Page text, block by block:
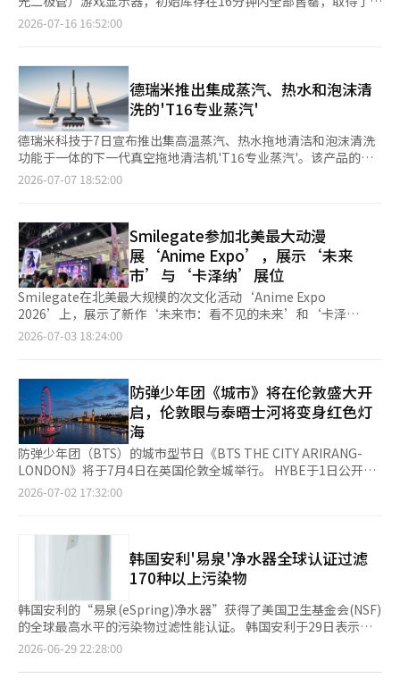
是，他们专注于在事故发生前预防潜在风险。 速浦市对游客最常
光顾的速浦海水浴场，实施了时间段定制化的安全管理体系。 由
特别值班制度，确保安全管理持续进行。白天有26名安全管理人员
值班，夜间则有10名专门配置。此外，从午夜至早上9点，夜间和
清晨的专职安全管理人员轮流值班，以应对夜间可能发生的安全事
故。 这一措施反映了近年来夜间游泳游客增加的旅游趋势，是为
了最大限度减少时间段内的安全空白。 夜间安全设施也得到了进
一步加强。 在允许夜间游泳的区域，设置了20个发光二极管
（LED）安全浮标，以便在黑暗环境中也能轻松确认位置。而在不
允许游泳的区域，则配置了专门的安全人员，负责入水管控和游客
加强。 速浦市在所有海水浴场的游泳区域内，设置了总长1.3公里
的有害生物防护网。 各海水浴场的设置规模为：速浦海水浴场600
米，外翁池海水浴场200米，灯台海水浴场300米，青湖海水浴场
200米，旨在阻止水母和鲨鱼等有害生物进入游泳区域。 为应对突
发的急救患者，速浦市还建立了完善的医疗支持体系。 在速浦海
水浴场中门出入口，海水浴场运营期间每天从下午4点到午夜，配
备一辆由护士和司机共同乘坐的救护车，确保在消防救护车不在现
巡逻，积极参与安全管理活动。 速浦市强调，严格的现场管理和
游客遵守安全规定同样重要。 市政府提醒游客在水上活动前务必
确认天气信息、涌浪和离岸流的发生情况，并在气象预警生效或预
期有危险的情况下，绝对不要入水。对于儿童，即使在浅水区也必
须有监护人陪同，并应遵守佩戴救生衣等基本安全规定。 如果被
离岸流卷走，建议不要强行游向海岸，而应沿着海岸平行移动，脱
离水流后再请求救援。同时，发现水母时应立即上岸，如被水母蜇
恶化等危险情况下，将立即实施入水管控，并持续检查安全人员、
救援设备、安全浮标和有害生物防护网等，尽最大努力预防事故发
水浴场的特点配置人员和设施，并与相关机构建立了紧密的应对体
系。希望游客也能遵守安全人员的指引和安全事故预防规定，度过
一个安全愉快的夏季假期。” 此外，速浦市表示将在夏季海水浴
场运营期间，持续加强与相关机构的合作体系，确保现场安全管理
无缝推进，努力打造一个市民和游客都能安心游玩的安全海洋旅游
城市。 ※ 本报道经人工智能（AI）系统翻译与编辑。
市竹轩洞709号的生态蓄水池，旨在与现有的代表性文化遗产旅游
地如乌竹轩和仙桥等结合，构建夜间旅游内容。 尽管江陵拥有乌
要集中在白天。因此，市政府制定了扩大夜间可享受的内容，以延
长游客停留时间并促进地方经济的战略。 月光艺术秀的最大亮点
是将在生态蓄水池下重岛上安装直径10米的大型LED月亮雕塑。作
为国内最大规模的设施，它将在夜空背景下呈现出巨大的月亮升起
的壮观场景，并通过华丽的媒体艺术和灯光演出，期待成为江陵新
的夜间景点。 围绕大型月亮雕塑展开的沉浸式媒体艺术秀将由
光、影像和音乐结合而成的复合内容构成。该项目将创造一个自然
与尖端数字技术相结合的新型夜间文化空间，为市民和游客提供不
的参与型程序，以实现差异化。 代表性内容‘寻找我的月亮’是
一个观众亲自参与的体验项目。16岁以下的观众将获得未来的形
象，而16岁以上的观众则将获得童年时的形象，AI将生成并提供这
些图像。生成的图像可以保存在个人智能手机上，为访客带来特别
的回忆。 体验并未止步于此。观众在镜浦台一带完成与月亮相关
的印章任务后，兑换优惠券即可将自己生成的图像直接发送到重岛
上安装的大型LED月亮屏幕上。自己的脸出现在巨大的月亮上，这
种独特的体验在以往的媒体艺术中并不常见，预计将受到家庭游客
果。独特的内容将引导拍照和录像，成为在网上宣传江陵夜间旅游
的新营销手段。 月光艺术秀将于9月1日江陵市民日首次向市民公
开。江陵市计划为了让市民和游客都能无负担地享受，全面免费运
营，无需提前预约。通过提高可达性，快速确立江陵作为代表性夜
间旅游景点的构想。 市政府预计，如果月光艺术秀成功运营，将
对游客的住宿需求增加以及餐馆、咖啡馆、传统市场、巷子经济等
地方小商户的销售额产生积极影响。特别是如果与镜浦区和乌竹
全性和维护管理体系。大型LED设施和媒体设备的稳定运营和持续
管理至关重要，因此将详细确认运营人员的配置、设施检查体系和
观众安全保障措施等。 江陵市还在考虑将月光艺术秀与季节性活
动结合，扩展为文化旅游内容。如果能增加与春秋节日及镜浦区活
动相结合的夜间节目，预计将进一步增强游客的流入效果。 金仲
南江陵市市长表示：“此次最终报告会重点检查了现场动线、安全
管理和观众便利等实际运营所需的事项，我们将确保生态蓄水池在
标，为地方经济注入活力，做好最后的准备。” 此外，江陵市表
功。公司计划通过这一受欢迎的OLED游戏显示器，争取在OLED
汝矣岛LG双子塔接受本报记者采访时表示：“销售记录显示，平
均每2.4秒就售出一台。”他还提到：“由于需求超出预期，目前
库存不足，我们正在尽量增加生产。”该公司在2026年国际消费
电子展（CES）上首次发布的39英寸“LG UltraGear Evo AI
OLED游戏显示器”于今年5月正式在国内上市。金富英指出，成
功的关键在于引入了“AI超分辨率”技术。即使连接低配置的PC
或笔记本电脑，输入的视频也能实时修正，接近5K级别的画质。
他表示：“消费者无需购买昂贵的图形处理器（GPU），就能最大
过这一技术，显示器不仅限于游戏，还能在设计、视频编辑等多个
领域得到广泛应用，消费者的需求因此增加。公司表示，游戏显示
器的销售占LG电子显示器整体销售的近一半，增长势头迅猛。LG
电子强调专注于AI的正向功能。与中国和台湾等部分竞争对手将AI
应用于告知敌人位置或脚步声的作弊技术不同，LG电子将AI的本
质聚焦于画质和音质的最大化。此次新产品配备了三项功能：包括
即使连接低配置PC也能实现5K级高画质的“AI超分辨率”；根据
文档、视频等内容自动优化画面的“AI定制画质”；以及根据情况
器……“作为高附加值产品扩大需求”在高端显示器市场，OLED
显示器的增长速度非常快。根据全球市场研究机构Omdia的数据，
在800美元以上的高端显示器市场，OLED的市场份额从2022年的
2.4%增长到去年的60.6%，需求正向高附加值产品转移。尤其在
游戏领域，消费者对OLED等高规格显示器的偏好较高。由于
OLED面板结构无需背光，自发光的特性使其响应速度快、对比度
表现优异，适合快速画面切换和清晰画质至关重要的游戏环境。然
而，OLED面板也存在明显的局限性，目前尚不适合5K以上的超高
制。”他还提到：“我们正在提升基于LCD的Mini LED产品，结合
光学距离为零的技术，以避免光晕现象。”LG电子计划通过加强
AI驱动的游戏显示器产品线，争取在高端显示器市场中占据主导地
验到音频欣赏、视频创作和社交媒体分享的所有需求。”他强
调：“我们将根据这一需求，持续开发和应用新一代AI功能，打造
能够全面满足消费者在游戏与专业工作（设计、编辑等）之间多重
2026-07-16 16:52:00
德瑞米推出集成蒸汽、热水和泡沫清
洗的'T16专业蒸汽'
德瑞米科技于7日宣布推出集高温蒸汽、热水拖地清洁和泡沫清洗
功能于一体的下一代真空拖地清洁机'T16专业蒸汽'。该产品的特
点在于能够通过一款设备解决地面杀菌、油污和日常污染、宠物气
了'三重水清洁系统'。通过200℃的锅炉加热产生的高温蒸汽，可
以有效去除地面的细菌和尘螨，并用最高90℃的热水清洗粘稠的油
污和日常污染。该产品还为养宠家庭设计了专用功能。泡沫清洗功
能能够将基于生物酶的泡沫清洁剂集中喷洒在污染区域，帮助去除
地面污垢和宠物气味。公司表示，通过根据污染类型灵活使用蒸
汽、热水和清洁泡沫，能够实现比传统拖地清洁更卫生的地面管
理。清洁性能和空间利用性也得到了增强。T16专业蒸汽具备最高
30,000Pa的吸力，采用9.85厘米超薄设计和最大180度的倾斜结
度，调节吸力和水使用量。为减少产品维护负担，该产品还配备
了'双重加热自清洁系统'。在高温蒸汽清洁后，刷头会自动清洗至
最高95℃并快速干燥，从而减少清洁后刷头维护的麻烦。产品还配
备了LED蓝光，方便用户识别肉眼难以看到的细微灰尘和污染物。
通过专用应用程序，用户可以在手机上设置清洁模式和查看产品状
态。该产品支持最长72分钟的连续使用，确保一次充电可以清洁大
面积空间。德瑞米相关人士表示：“T16专业蒸汽将蒸汽、热水和
泡沫清洗技术集成于一款产品中，提供更卫生、更便捷的地面管理
端智能家居体验。”※ 本报道经人工智能（AI）系统翻译与编辑。
2026-07-07 18:52:00
Smilegate参加北美最大动漫
展‘Anime Expo’，展示‘未来
市’与‘卡泽纳’展位
Smilegate在北美最大规模的次文化活动‘Anime Expo
2026’上，展示了新作‘未来市：看不见的未来’和‘卡泽
纳’的展位，积极拓展全球用户。 Smilegate于7月2日（当地时
市’展位设在西厅，包含游戏体验区、四面LED体验区和360度拍
照区等多种互动内容，让访客能够亲身体验游戏的世界观。 在4日
上午，将举行开发公司Control9的权世雄代表兼创意总监
（CD）、赵顺九PD和金亨燮（血拉）AD参与的‘开发者对话’。
开发团队将介绍游戏开发理念和制作过程，与用户进行交流。 在
活动期间的3天内，还将举行知名插画师雷丘、卡罗里和卢卡参与
的绘画秀。每位艺术家将以自己的风格展示‘未来市’的角色。
特别是雷丘将在4日晚上参加单独的面板会议，与金亨燮AD共同进
的热饮和各种限量周边产品。 ‘卡泽纳’展位设在南厅前的大
厅，重现游戏的主要背景‘梦魇号’和战斗空间‘混沌’，提供身
金亨燮PD和少水斌AD等开发团队将亲临现场，进行拍照和签名
会，与当地用户直接互动。 在3日晚上举行的面板会议上，金亨燮
PD、少水斌AD和柳汉京AD将讨论2D动画游戏的现状与未来，并
公开‘卡泽纳’的开发过程和幕后故事。※ 本报道经人工智能
（AI）系统翻译与编辑。
2026-07-03 18:24:00
防弹少年团《城市》将在伦敦盛大开
启，伦敦眼与泰晤士河将变身红色灯
海
防弹少年团（BTS）的城市型节日《BTS THE CITY ARIRANG-
LONDON》将于7月4日在英国伦敦全城举行。 HYBE于1日公开了
主要舞台伦敦眼和泰晤士河一带的预期效果图。伦敦的标志性地标
间高峰时段点亮红色灯光。整个圆形结构将用于展示防弹少年团的
音乐和新专辑的形象。 泰晤士河上将有一艘长约32米的巨型浮动
船，船上装有《阿里郎》logo的雕塑。该雕塑将与大本钟等伦敦
夜景相结合，营造出美丽的景观。 在欧洲媒体中心Outernet，防
弹少年团的内容也将进行播放。核心区域的NOW大楼将通过360度
屏幕和四层高的16K LED展示新专辑的音乐视频。 驻英韩国文化院
将举办“标志性造型（Iconic Looks）”展览，展出2019年温布
利体育场演出时成员们穿着的服装。同时，还将设有可以体验韩服
的“连接休息室（Connect Lounge）”。 此外，还将设置“8大
2026-07-02 17:32:00
韩国安利'易泉'净水器全球认证过滤
170种以上污染物
韩国安利的“易泉(eSpring)净水器”获得了美国卫生基金会(NSF)
的全球最高水平的污染物过滤性能认证。 韩国安利于29日表示，
其易泉净水器通过美国卫生基金会(NSF)的认证，确认其过滤能力
目”。 NSF是评估饮用水安全性和净水性能的美国非营利公共卫生
2026-06-29 22:28:00
页